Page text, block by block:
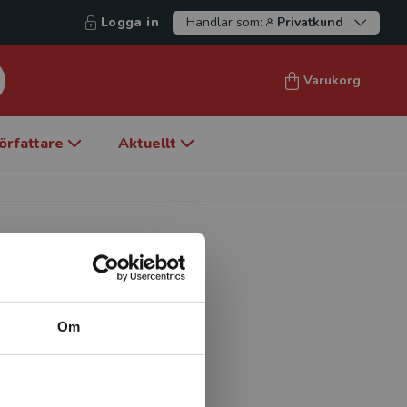
Om
Logga in Handlar som: Privatkund
Varukorg
Aktuellt